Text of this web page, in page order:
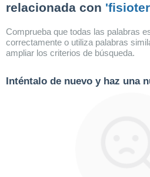
relacionada con
Comprueba que todas las palabras
correctamente o utiliza palabras
ampliar los criterios de búsqueda.
Inténtalo de nuevo y haz una